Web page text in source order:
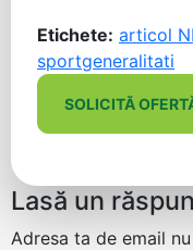
Etichete: articol
sportgeneralitati
SOLICITĂ
Lasă un
Adresa ta de email